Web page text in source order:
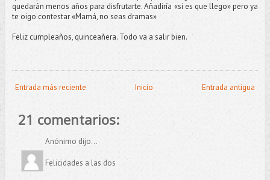
quedarán menos años para disfrutarte. Añadiría «si es que llego» pero ya
te oigo contestar «Mamá, no seas dramas»
Feliz cumpleaños, quinceañera. Todo va a salir bien.
Entrada más reciente Entrada antigua
Inicio
21 comentarios:
Anónimo dijo...
Felicidades a las dos